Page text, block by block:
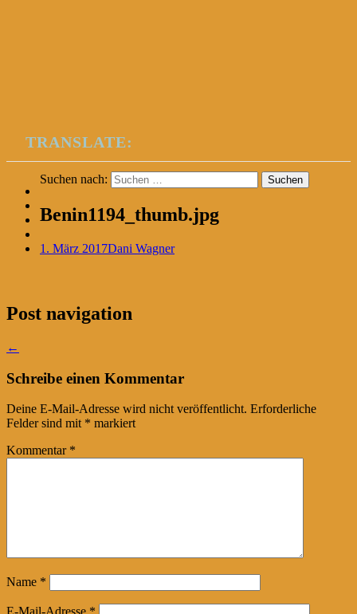
TRANSLATE:
Suchen nach:
Benin1194_thumb.jpg
1. März 2017Dani Wagner
Post navigation
←
Schreibe einen Kommentar
Deine E-Mail-Adresse wird nicht veröffentlicht. Erforderliche
Felder sind mit * markiert
Kommentar *
Name *